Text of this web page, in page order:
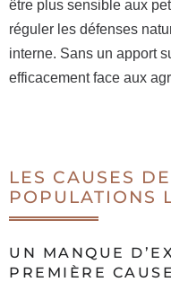
être plus sensible aux
réguler les défenses
interne. Sans un apport
efficacement face aux
LES CAUSES
POPULATIONS
UN MANQUE
PREMIÈRE